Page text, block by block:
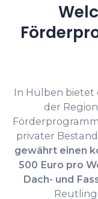
In Hülben bietet
der
privater
gewährt einen
500 Euro pro
Dach- und